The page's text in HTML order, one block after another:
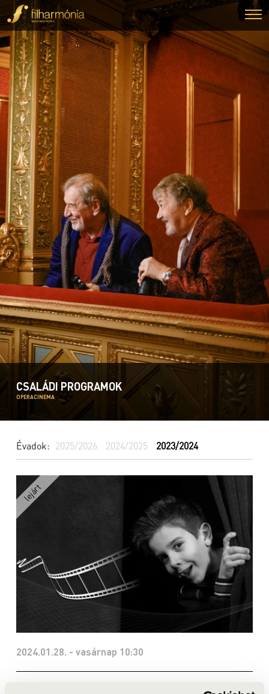
CSALÁDI PROGRAMOK
OPERACINEMA
Évadok: 2025/2026 2024/2025 2023/2024
2024.01.28. - vasárnap 10:30